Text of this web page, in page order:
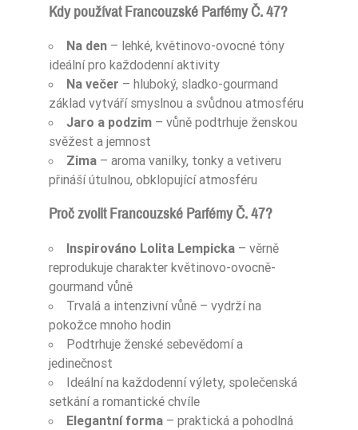
Kdy používat Francouzské Parfémy Č. 47?
Na den – lehké, květinovo-ovocné tóny
ideální pro každodenní aktivity
Na večer – hluboký, sladko-gourmand
základ vytváří smyslnou a svůdnou atmosféru
Jaro a podzim – vůně podtrhuje ženskou
svěžest a jemnost
Zima – aroma vanilky, tonky a vetiveru
přináší útulnou, obklopující atmosféru
Proč zvolit Francouzské Parfémy Č. 47?
Inspirováno Lolita Lempicka – věrně
reprodukuje charakter květinovo-ovocně-
gourmand vůně
Trvalá a intenzivní vůně – vydrží na
pokožce mnoho hodin
Podtrhuje ženské sebevědomí a
jedinečnost
Ideální na každodenní výlety, společenská
setkání a romantické chvíle
Elegantní forma – praktická a pohodlná
Nuty Serca korzeń irysa
Nuty Serca wiśnia
Nuty Serca irys
Nuty Serca lukrecja
Nuty Bazy wanilia
Nuty Bazy fasola tonka
Nuty Bazy białe piżmo
Dla Kogo damskie
Zaperfumowanie 22%